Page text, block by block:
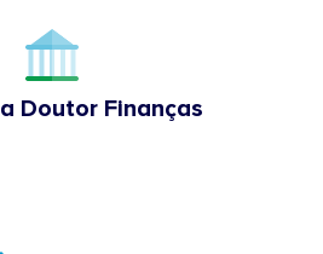
Doutor Finanças